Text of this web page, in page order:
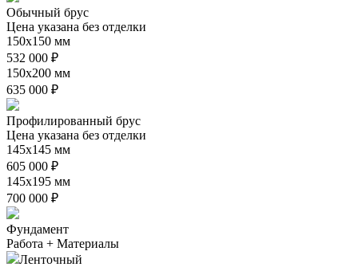
Обычный брус
Цена указана без отделки
150х150 мм
532 000 ₽
150х200 мм
635 000 ₽
Профилированный брус
Цена указана без отделки
145х145 мм
605 000 ₽
145х195 мм
700 000 ₽
Фундамент
Работа + Материалы
Ленточный